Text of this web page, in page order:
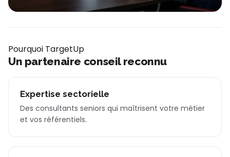
Pourquoi TargetUp
Un partenaire conseil reconnu
Expertise sectorielle
Des consultants seniors qui maîtrisent votre métier
et vos référentiels.